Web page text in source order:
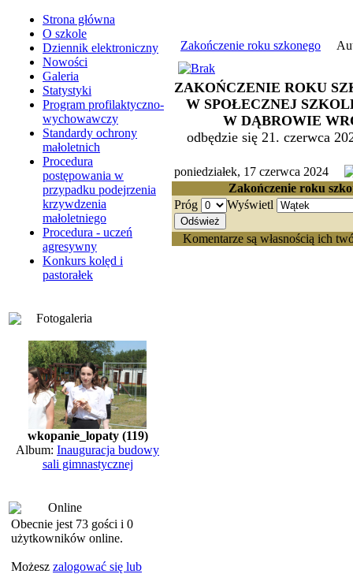
Strona główna
O szkole
Dziennik elektroniczny
Nowości
Galeria
Statystyki
Program profilaktyczno-
wychowawczy
Standardy ochrony
małoletnich
Procedura
postępowania w
przypadku podejrzenia
krzywdzenia
małoletniego
Procedura - uczeń
agresywny
Konkurs kolęd i
pastorałek
Fotogaleria
wkopanie_lopaty (119)
Album: Inauguracja budowy
sali gimnastycznej
Online
Obecnie jest 73 gości i 0
użytkowników online.
Możesz zalogować się lub
Zakończenie roku szkonego
ZAKOŃCZENIE ROKU
W SPOŁECZNEJ
W DĄBROWIE
odbędzie się 21. czerwca
poniedziałek, 17 czerwca 2024
Zakończenie roku
Próg
Wyświetl
Komentarze są własnością ich